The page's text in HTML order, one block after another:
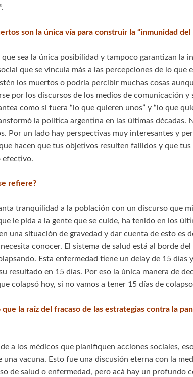
son la única vía para construir la “inmunidad
sea la única posibilidad y tampoco garantizan la
que se vincula más a las percepciones de lo
los muertos o podría percibir muchas cosas
por los discursos de los medios de comunicación
como si fuera “lo que quieren unos” y “lo que
la política argentina en las últimas décadas.
Por un lado hay perspectivas muy interesantes y
hacen que tus objetivos resulten fallidos y que
efectivo.
refiere?
tranquilidad a la población con un discurso que
le pida a la gente que se cuide, ha tenido en los
una situación de gravedad y dar cuenta de esto es
conocer. El sistema de salud está al borde
Esta enfermedad tiene un delay de 15 días
resultado en 15 días. Por eso la única manera de
colapsó hoy, si no vamos a tener 15 días de
que la raíz del fracaso de las estrategias contra la
a los médicos que planifiquen acciones sociales,
una vacuna. Esto fue una discusión eterna con la
de salud o enfermedad, pero acá hay un profundo